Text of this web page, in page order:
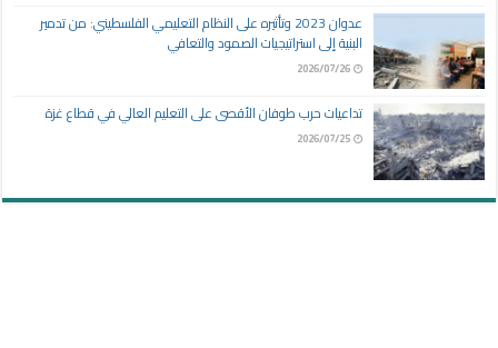
عدوان 2023 وتأثيره على النظام التعليمي الفلسطيني: من تدمير
البنية إلى استراتيجيات الصمود والتعافي
2026/07/26
تداعيات حرب طوفان الأقصى على التعليم العالي في قطاع غزة
2026/07/25